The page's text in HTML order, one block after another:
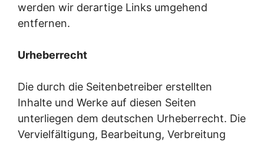
werden wir derartige Links umgehend
entfernen.
Urheberrecht
Die durch die Seitenbetreiber erstellten
Inhalte und Werke auf diesen Seiten
unterliegen dem deutschen Urheberrecht. Die
Vervielfältigung, Bearbeitung, Verbreitung